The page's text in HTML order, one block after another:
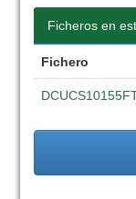
Ficheros en
Fichero